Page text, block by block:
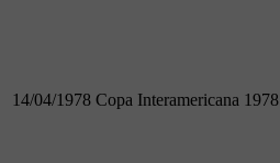
14/04/1978 Copa Interamericana 1978